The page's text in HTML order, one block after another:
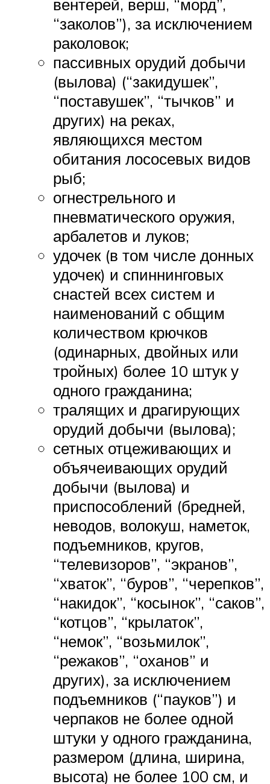
вентерей, верш, “морд”,
“заколов”), за исключением
раколовок;
пассивных орудий добычи
(вылова) (“закидушек”,
“поставушек”, “тычков” и
других) на реках,
являющихся местом
обитания лососевых видов
рыб;
огнестрельного и
пневматического оружия,
арбалетов и луков;
удочек (в том числе донных
удочек) и спиннинговых
снастей всех систем и
наименований с общим
количеством крючков
(одинарных, двойных или
тройных) более 10 штук у
одного гражданина;
тралящих и драгирующих
орудий добычи (вылова);
сетных отцеживающих и
объячеивающих орудий
добычи (вылова) и
приспособлений (бредней,
неводов, волокуш, наметок,
подъемников, кругов,
“телевизоров”, “экранов”,
“хваток”, “буров”, “черепков”,
“накидок”, “косынок”, “саков”,
“котцов”, “крылаток”,
“немок”, “возьмилок”,
“режаков”, “оханов” и
других), за исключением
подъемников (“пауков”) и
черпаков не более одной
штуки у одного гражданина,
размером (длина, ширина,
высота) не более 100 см, и